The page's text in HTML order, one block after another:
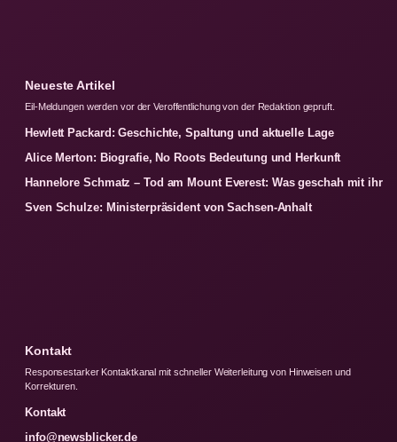
Neueste Artikel
Eil-Meldungen werden vor der Veroffentlichung von der Redaktion gepruft.
Hewlett Packard: Geschichte, Spaltung und aktuelle Lage
Alice Merton: Biografie, No Roots Bedeutung und Herkunft
Hannelore Schmatz – Tod am Mount Everest: Was geschah mit ihr
Sven Schulze: Ministerpräsident von Sachsen-Anhalt
Kontakt
Responsestarker Kontaktkanal mit schneller Weiterleitung von Hinweisen und
Korrekturen.
Kontakt
info@newsblicker.de